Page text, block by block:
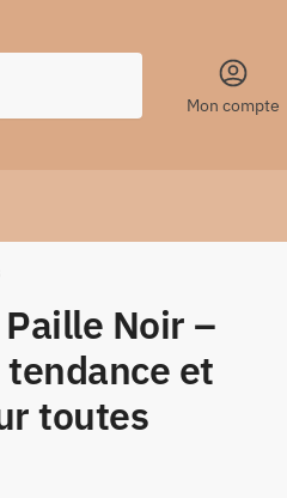
Mon compte
Noir –
et
toutes